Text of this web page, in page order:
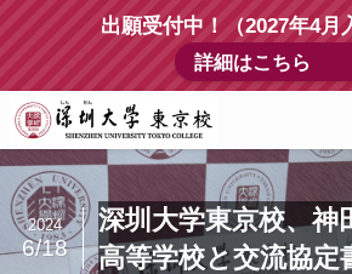
出願受付中！（2027年4月
詳細はこち
深圳大学東京校、神
高等学校と交流協定
2024
6/18